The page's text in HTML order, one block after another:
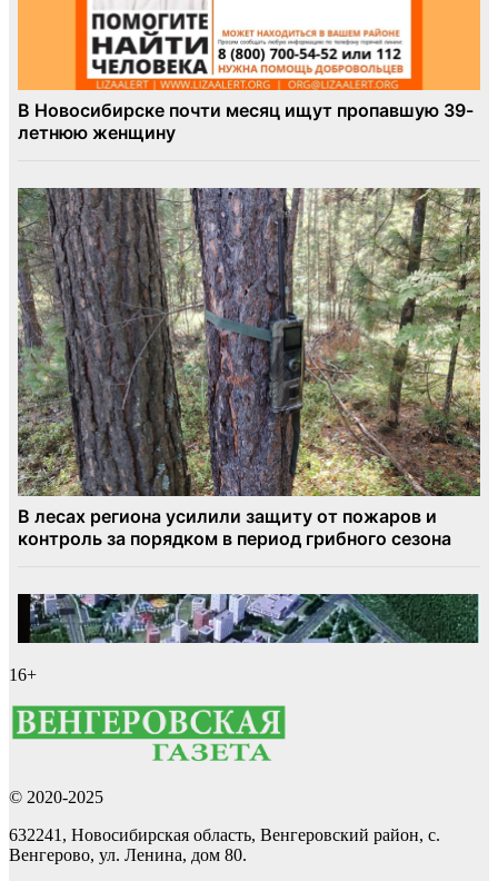
16+
© 2020-2025
632241, Новосибирская область, Венгеровский район, с.
Венгерово, ул. Ленина, дом 80.